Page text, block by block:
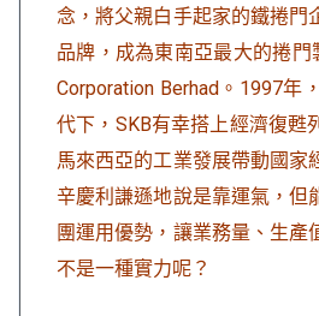
念，將父親白手起家的鐵捲門
品牌，成為東南亞最大的捲門
Corporation Berhad。1997年
代下，SKB有幸搭上經濟復甦
馬來西亞的工業發展帶動國家
辛慶利謙遜地說是靠運氣，但
團運用優勢，讓業務量、生產
不是一種實力呢？